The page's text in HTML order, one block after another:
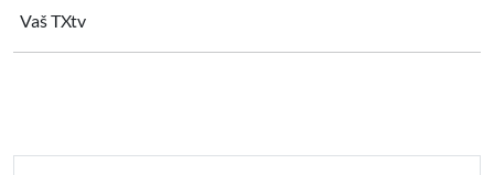
Vaš TXtv